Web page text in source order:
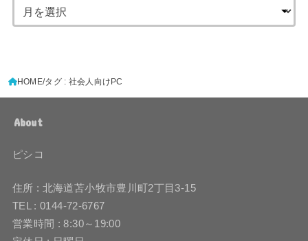
HOME タグ : 社会人向けPC
About
ピシコ
住所 : 北海道苫小牧市豊川町2丁目3-15
TEL : 0144-72-6767
営業時間 : 8:30～19:00